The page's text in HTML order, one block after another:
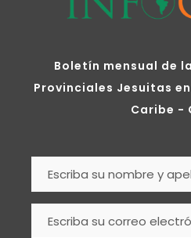
Boletín mensual de
Provinciales Jesuitas
Caribe -